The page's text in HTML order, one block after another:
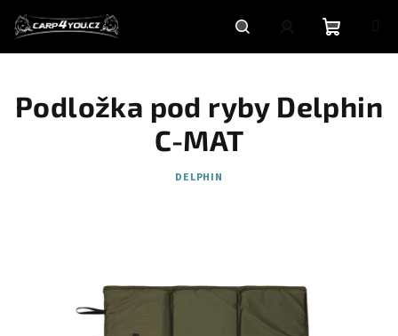
obsah
HledatPřihlášeníNákupní
košík
Podložka pod ryby Delphin
C-MAT
DELPHIN